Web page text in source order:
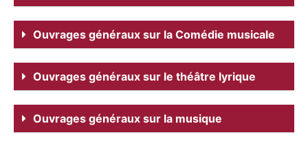
Ouvrages généraux sur la Comédie musicale
Ouvrages généraux sur le théâtre lyrique
Ouvrages généraux sur la musique